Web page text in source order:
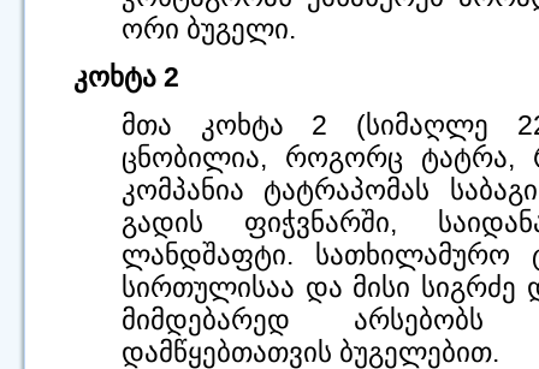
ორი ბუგელი.
კოხტა 2
მთა კოხტა 2 (სიმაღლე
ცნობილია, როგორც ტატრა,
კომპანია ტატრაპომას
გადის ფიჭვნარში,
ლანდშაფტი. სათხილამურო
სირთულისაა და მისი სიგრძე
მიმდებარედ არსებობს
დამწყებთათვის ბუგელებით.